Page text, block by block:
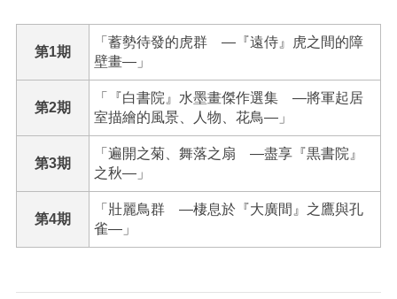
第1期
「蓄勢待發的虎群 ―『遠侍』虎之間的障
壁畫―」
第2期
「『白書院』水墨畫傑作選集 ―將軍起居
室描繪的風景、人物、花鳥―」
第3期
「遍開之菊、舞落之扇 ―盡享『黒書院』
之秋―」
第4期
「壯麗鳥群 ―棲息於『大廣間』之鷹與孔
雀―」